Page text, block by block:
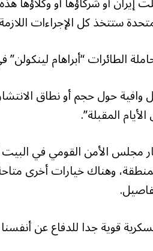
ستتخذ كل الإجراءات
الطائرات “أبراهام
وافية حول حجم أو نطاق
المقبلة”.
مجلس الأمن القومي في
وهناك خيارات أخرى
قوية جدا للدفاع عن